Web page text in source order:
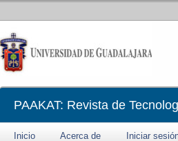
PAAKAT: Revista de
Inicio Acerca de Iniciar